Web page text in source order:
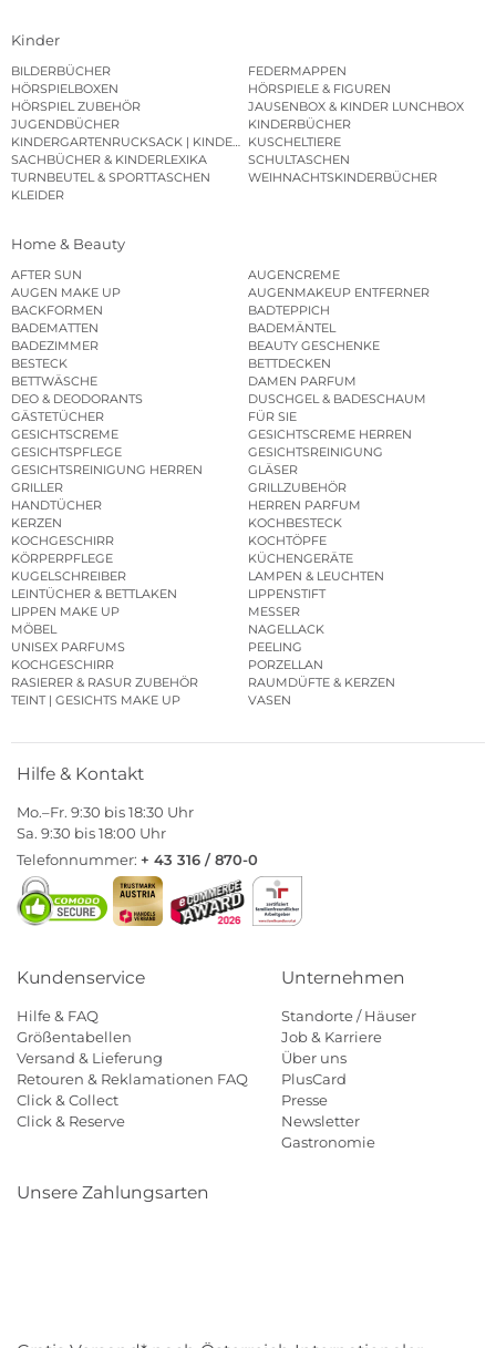
Kinder
BILDERBÜCHER
FEDERMAPPEN
HÖRSPIELBOXEN
HÖRSPIELE & FIGUREN
HÖRSPIEL ZUBEHÖR
JAUSENBOX & KINDER LUNCHBOX
JUGENDBÜCHER
KINDERBÜCHER
KINDERGARTENRUCKSACK | KINDERGARTENBEUTEL
KUSCHELTIERE
SACHBÜCHER & KINDERLEXIKA
SCHULTASCHEN
TURNBEUTEL & SPORTTASCHEN
WEIHNACHTSKINDERBÜCHER
KLEIDER
Home & Beauty
AFTER SUN
AUGENCREME
AUGEN MAKE UP
AUGENMAKEUP ENTFERNER
BACKFORMEN
BADTEPPICH
BADEMATTEN
BADEMÄNTEL
BADEZIMMER
BEAUTY GESCHENKE
BESTECK
BETTDECKEN
BETTWÄSCHE
DAMEN PARFUM
DEO & DEODORANTS
DUSCHGEL & BADESCHAUM
GÄSTETÜCHER
FÜR SIE
GESICHTSCREME
GESICHTSCREME HERREN
GESICHTSPFLEGE
GESICHTSREINIGUNG
GESICHTSREINIGUNG HERREN
GLÄSER
GRILLER
GRILLZUBEHÖR
HANDTÜCHER
HERREN PARFUM
KERZEN
KOCHBESTECK
KOCHGESCHIRR
KOCHTÖPFE
KÖRPERPFLEGE
KÜCHENGERÄTE
KUGELSCHREIBER
LAMPEN & LEUCHTEN
LEINTÜCHER & BETTLAKEN
LIPPENSTIFT
LIPPEN MAKE UP
MESSER
MÖBEL
NAGELLACK
UNISEX PARFUMS
PEELING
KOCHGESCHIRR
PORZELLAN
RASIERER & RASUR ZUBEHÖR
RAUMDÜFTE & KERZEN
TEINT | GESICHTS MAKE UP
VASEN
Hilfe & Kontakt
Mo.–Fr. 9:30 bis 18:30 Uhr
Sa. 9:30 bis 18:00 Uhr
Telefonnummer: + 43 316 / 870-0
Kundenservice
Hilfe & FAQ
Größentabellen
Versand & Lieferung
Retouren & Reklamationen FAQ
Click & Collect
Click & Reserve
Unternehmen
Standorte / Häuser
Job & Karriere
Über uns
PlusCard
Presse
Newsletter
Gastronomie
Unsere Zahlungsarten